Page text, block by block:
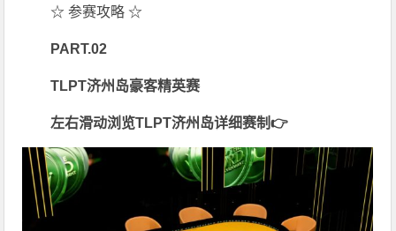
☆ 参赛攻略 ☆
PART.02
TLPT济州岛豪客精英赛
左右滑动浏览TLPT济州岛详细赛制👉